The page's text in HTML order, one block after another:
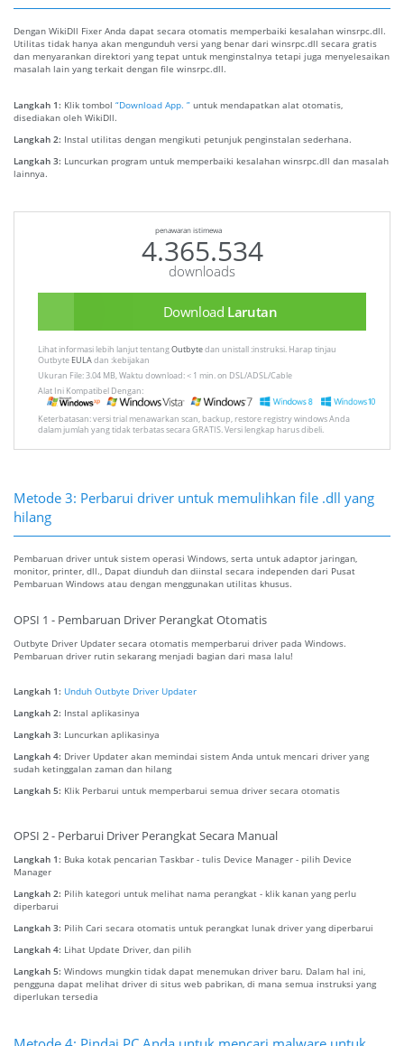
Dengan WikiDll Fixer Anda dapat secara otomatis memperbaiki kesalahan winsrpc.dll.
Utilitas tidak hanya akan mengunduh versi yang benar dari winsrpc.dll secara gratis
dan menyarankan direktori yang tepat untuk menginstalnya tetapi juga menyelesaikan
masalah lain yang terkait dengan file winsrpc.dll.
Langkah 1: Klik tombol “Download App. ” untuk mendapatkan alat otomatis,
disediakan oleh WikiDll.
Langkah 2: Instal utilitas dengan mengikuti petunjuk penginstalan sederhana.
Langkah 3: Luncurkan program untuk memperbaiki kesalahan winsrpc.dll dan masalah
lainnya.
penawaran istimewa
4.365.534
downloads
Download Larutan
Lihat informasi lebih lanjut tentangOutbytedan unistall :instruksi. Harap tinjau
Outbyte EULAdan :kebijakan
Ukuran File: 3.04 MB, Waktu download: < 1 min. on DSL/ADSL/Cable
Alat Ini Kompatibel Dengan:
Keterbatasan: versi trial menawarkan scan, backup, restore registry windows Anda
dalam jumlah yang tidak terbatas secara GRATIS. Versi lengkap harus dibeli.
Metode 3: Perbarui driver untuk memulihkan file .dll yang
hilang
Pembaruan driver untuk sistem operasi Windows, serta untuk adaptor jaringan,
monitor, printer, dll., Dapat diunduh dan diinstal secara independen dari Pusat
Pembaruan Windows atau dengan menggunakan utilitas khusus.
OPSI 1 - Pembaruan Driver Perangkat Otomatis
Outbyte Driver Updater secara otomatis memperbarui driver pada Windows.
Pembaruan driver rutin sekarang menjadi bagian dari masa lalu!
Langkah 1: Unduh Outbyte Driver Updater
Langkah 2: Instal aplikasinya
Langkah 3: Luncurkan aplikasinya
Langkah 4: Driver Updater akan memindai sistem Anda untuk mencari driver yang
sudah ketinggalan zaman dan hilang
Langkah 5: Klik Perbarui untuk memperbarui semua driver secara otomatis
OPSI 2 - Perbarui Driver Perangkat Secara Manual
Langkah 1: Buka kotak pencarian Taskbar - tulis Device Manager - pilih Device
Manager
Langkah 2: Pilih kategori untuk melihat nama perangkat - klik kanan yang perlu
diperbarui
Langkah 3: Pilih Cari secara otomatis untuk perangkat lunak driver yang diperbarui
Langkah 4: Lihat Update Driver, dan pilih
Langkah 5: Windows mungkin tidak dapat menemukan driver baru. Dalam hal ini,
pengguna dapat melihat driver di situs web pabrikan, di mana semua instruksi yang
diperlukan tersedia